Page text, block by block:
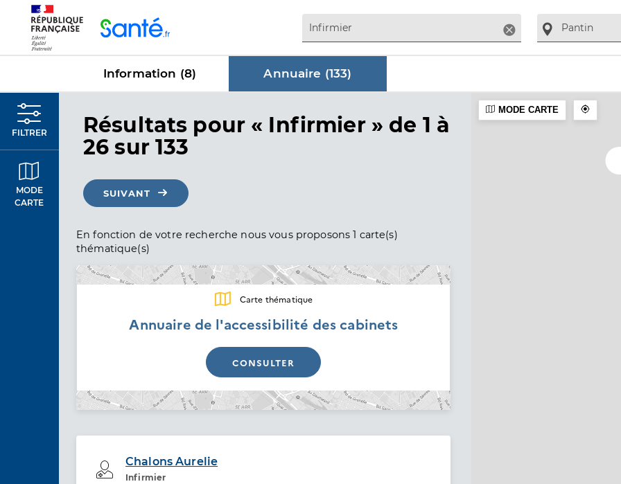
Supprimer
Information (8) Annuaire (133)
FILTRER
MODE
CARTE
Résultats dans Annuaire
pour « Infirmier » de 1 à
26 sur 133
SUIVANT
En fonction de votre recherche nous vous proposons 1 carte(s)
thématique(s)
Annuaire de l'accessibilité des cabinets
Carte thématique
CONSULTER
Chalons Aurelie
Infirmier
Professionel de santé
MODE CARTE
Panneau de gestion des cookies